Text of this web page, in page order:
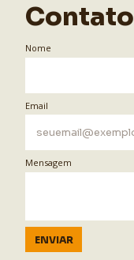
Contato
Nome
Email
Mensagem
ENVIAR